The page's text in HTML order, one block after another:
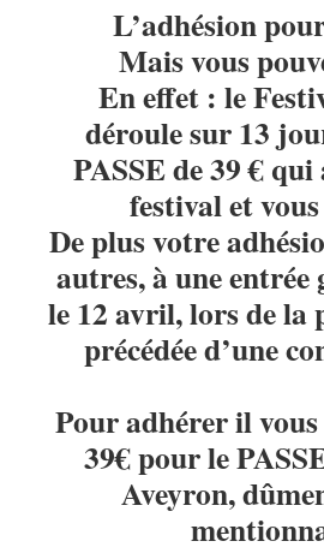
L’adhésion
Mais vous
En effet : le
déroule sur 13
PASSE de 39 €
festival et
De plus votre
autres, à une
le 12 avril, lors de la
précédée d’une
Pour adhérer il vous
39€ pour le
Aveyron,